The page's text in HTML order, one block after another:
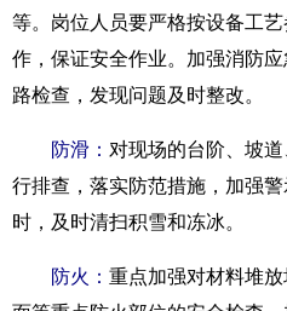
等。岗位人员要严格按设备工
作，保证安全作业。加强消防
路检查，发现问题及时整改。
防滑： 对现场的台阶、坡
行排查，落实防范措施，加强
时，及时清扫积雪和冻冰。
防火： 重点加强对材料堆